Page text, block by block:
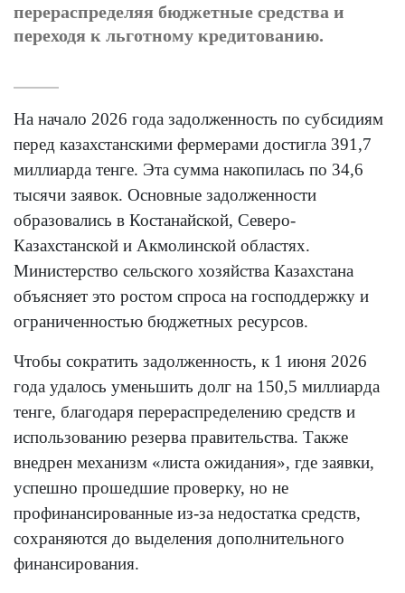
перераспределяя бюджетные средства и
переходя к льготному кредитованию.
На начало 2026 года задолженность по субсидиям
перед казахстанскими фермерами достигла 391,7
миллиарда тенге. Эта сумма накопилась по 34,6
тысячи заявок. Основные задолженности
образовались в Костанайской, Северо-
Казахстанской и Акмолинской областях.
Министерство сельского хозяйства Казахстана
объясняет это ростом спроса на господдержку и
ограниченностью бюджетных ресурсов.
Чтобы сократить задолженность, к 1 июня 2026
года удалось уменьшить долг на 150,5 миллиарда
тенге, благодаря перераспределению средств и
использованию резерва правительства. Также
внедрен механизм «листа ожидания», где заявки,
успешно прошедшие проверку, но не
профинансированные из-за недостатка средств,
сохраняются до выделения дополнительного
финансирования.